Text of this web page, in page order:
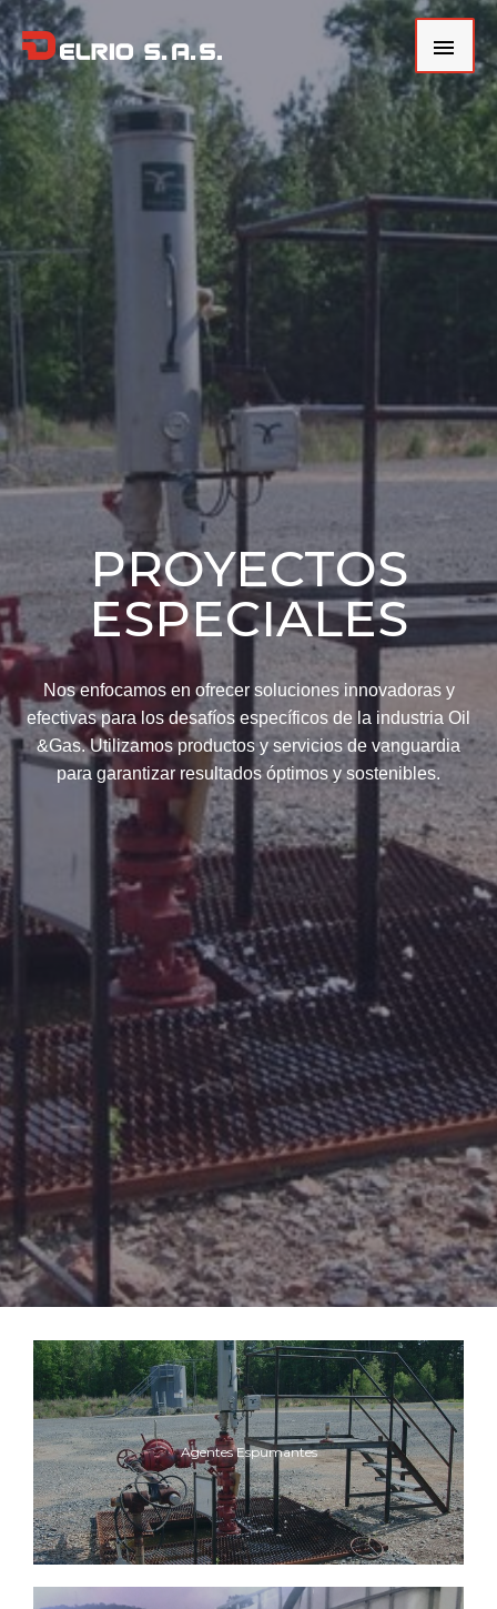
PROYECTOS
ESPECIALES
Nos enfocamos en ofrecer soluciones innovadoras y
efectivas para los desafíos específicos de la industria Oil
&Gas. Utilizamos productos y servicios de vanguardia
para garantizar resultados óptimos y sostenibles.
Agentes Espumantes